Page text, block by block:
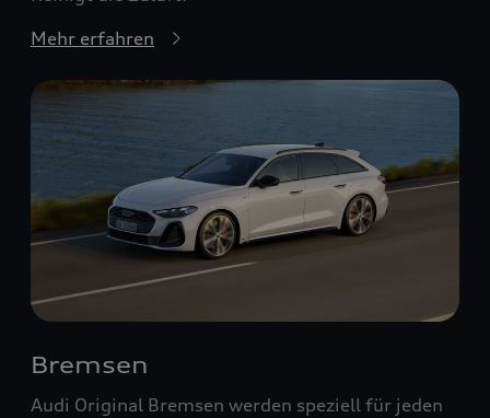
Mehr erfahren
Bremsen
Audi Original Bremsen werden speziell für jeden